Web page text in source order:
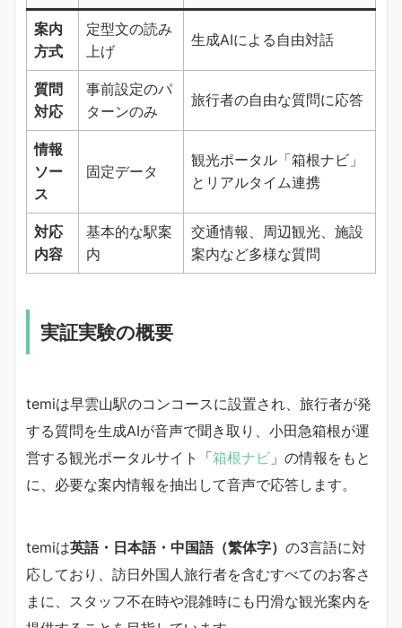
案内
方式
定型文の読み
上げ
生成AIによる自由対話
質問
対応
事前設定のパ
ターンのみ
旅行者の自由な質問に応答
情報
ソー
ス
固定データ
観光ポータル「箱根ナビ」
とリアルタイム連携
対応
内容
基本的な駅案
内
交通情報、周辺観光、施設
案内など多様な質問
実証実験の概要
temiは早雲山駅のコンコースに設置され、旅行者が発
する質問を生成AIが音声で聞き取り、小田急箱根が運
営する観光ポータルサイト「箱根ナビ 」の情報をもと
に、必要な案内情報を抽出して音声で応答します。
temiは英語・日本語・中国語（繁体字） の3言語に対
応しており、訪日外国人旅行者を含むすべてのお客さ
まに、スタッフ不在時や混雑時にも円滑な観光案内を